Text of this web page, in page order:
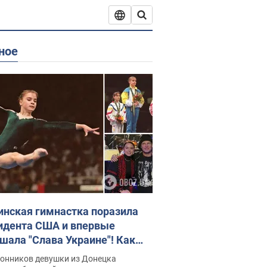
гимнастка поразила
США и впервые
"Слава Украине"! Как
судьба Подкопаевой,
девушки из Донецка